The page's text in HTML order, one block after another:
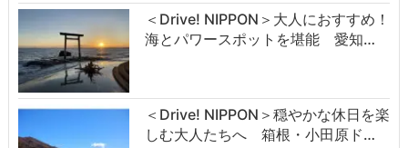
＜Drive! NIPPON＞大人におすすめ！
海とパワースポットを堪能 愛知…
＜Drive! NIPPON＞穏やかな休日を楽
しむ大人たちへ 箱根・小田原ド…